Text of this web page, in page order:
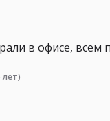
в офисе, всем
лет)